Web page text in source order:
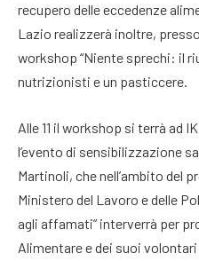
recupero delle eccedenze
Lazio realizzerà inoltre,
workshop “Niente sprechi: il
nutrizionisti e un pasticcere.
Alle 11 il workshop si terrà ad
l’evento di sensibilizzazione
Martinoli, che nell’ambito del
Ministero del Lavoro e delle
agli affamati” interverrà per
Alimentare e dei suoi